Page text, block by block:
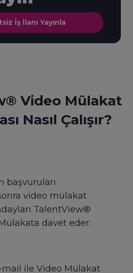
İş İlanı Yayınla
Video Mülakat
Nasıl Çalışır?
başvuruları
video mülakat
TalentView®
davet eder.
mail ile Video Mülakat